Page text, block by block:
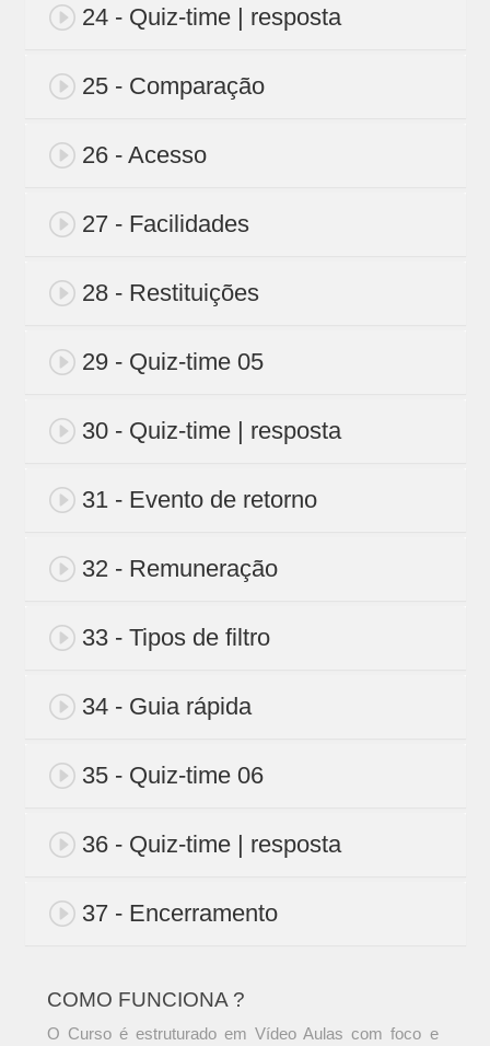
24 - Quiz-time | resposta
25 - Comparação
26 - Acesso
27 - Facilidades
28 - Restituições
29 - Quiz-time 05
30 - Quiz-time | resposta
31 - Evento de retorno
32 - Remuneração
33 - Tipos de filtro
34 - Guia rápida
35 - Quiz-time 06
36 - Quiz-time | resposta
37 - Encerramento
COMO FUNCIONA ?
O Curso é estruturado em Vídeo Aulas com foco e